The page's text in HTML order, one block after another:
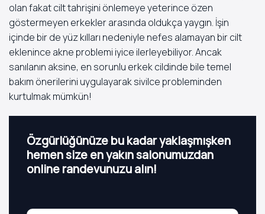
olan fakat cilt tahrişini önlemeye yeterince özen
göstermeyen erkekler arasında oldukça yaygın. İşin
içinde bir de yüz kılları nedeniyle nefes alamayan bir cilt
eklenince akne problemi iyice ilerleyebiliyor. Ancak
sanılanın aksine, en sorunlu erkek cildinde bile temel
bakım önerilerini uygulayarak sivilce probleminden
kurtulmak mümkün!
Özgürlüğünüze bu kadar yaklaşmışken
hemen size en yakın salonumuzdan
online randevunuzu alın!